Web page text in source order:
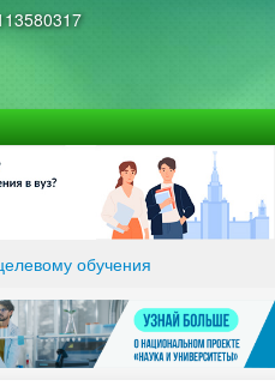
обучения